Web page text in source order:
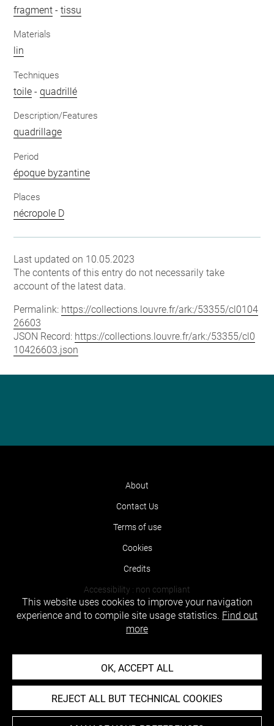
fragment -tissu
Materials
lin
Techniques
toile -quadrillé
Description/Features
quadrillage
Period
époque byzantine
Places
nécropole D
Last updated on 10.05.2023
The contents of this entry do not necessarily take
account of the latest data.
Permalink: https://collections.louvre.fr/ark:/53355/cl0104
26603
JSON Record: https://collections.louvre.fr/ark:/53355/cl0
10426603.json
About
Contact Us
Terms of use
Cookies
Credits
Accessibility : non compliant
This website uses cookies to improve your navigation
experience and to compile site usage statistics. Find out
more
OK, ACCEPT ALL
REJECT ALL BUT TECHNICAL COOKIES